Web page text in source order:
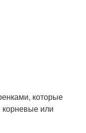
которые
корневые или